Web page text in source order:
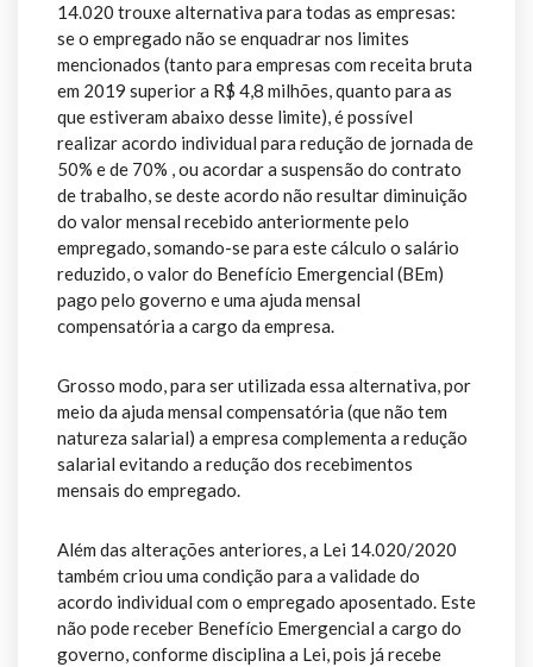
14.020 trouxe alternativa para todas as empresas:
se o empregado não se enquadrar nos limites
mencionados (tanto para empresas com receita bruta
em 2019 superior a R$ 4,8 milhões, quanto para as
que estiveram abaixo desse limite), é possível
realizar acordo individual para redução de jornada de
50% e de 70% , ou acordar a suspensão do contrato
de trabalho, se deste acordo não resultar diminuição
do valor mensal recebido anteriormente pelo
empregado, somando-se para este cálculo o salário
reduzido, o valor do Benefício Emergencial (BEm)
pago pelo governo e uma ajuda mensal
compensatória a cargo da empresa.
Grosso modo, para ser utilizada essa alternativa, por
meio da ajuda mensal compensatória (que não tem
natureza salarial) a empresa complementa a redução
salarial evitando a redução dos recebimentos
mensais do empregado.
Além das alterações anteriores, a Lei 14.020/2020
também criou uma condição para a validade do
acordo individual com o empregado aposentado. Este
não pode receber Benefício Emergencial a cargo do
governo, conforme disciplina a Lei, pois já recebe